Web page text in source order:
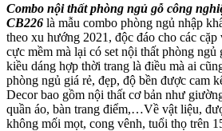
Combo nội thất phòng ngủ gỗ công
CB226 là mẫu combo phòng ngủ nhập
theo xu hướng 2021, độc đáo cho các
cực mềm mà lại có set nội thất phòng ngủ
kiều dáng hợp thời trang là điều mà ai
phòng ngủ giá rẻ, đẹp, độ bền được cam
Decor bao gồm nội thất cơ bản như
quần áo, bàn trang điểm,…Về vật liệu,
không mối mọt, cong vênh, tuổi thọ trên